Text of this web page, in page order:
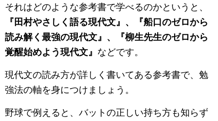
それはどのような参考書で学べるのかというと、
『田村やさしく語る現代文』、『船口のゼロから
読み解く最強の現代文』、『柳生先生のゼロから
覚醒始めよう現代文』 などです。
現代文の読み方が詳しく書いてある参考書で、勉
強法の軸を身につけましょう。
野球で例えると、バットの正しい持ち方も知らず